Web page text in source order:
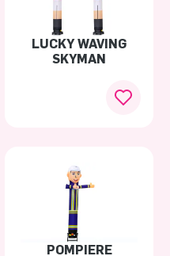
LUCKY WAVING
SKYMAN
POMPIERE